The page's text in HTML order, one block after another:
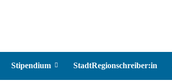
Stipendium StadtRegionschreiber:in